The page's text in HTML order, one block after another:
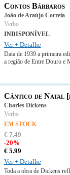
Contos Bárbaros
João de Araújo Correia
Verbo
INDISPONÍVEL
Ver + Detalhe
Data de 1939 a primeira
a região de Entre Douro e
Cântico de Natal
Charles Dickens
Verbo
EM STOCK
€7.49
-20%
€ 5.99
Ver + Detalhe
Toda a obra de Dickens